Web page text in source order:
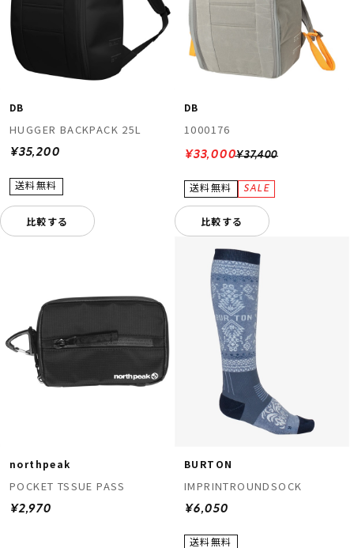
DB
HUGGER BACKPACK 25L
¥35,200
比較する
DB
1000176
¥37,400
¥33,000
比較する
northpeak
POCKET TSSUE PASS
¥2,970
BURTON
IMPRINTROUNDSOCK
¥6,050